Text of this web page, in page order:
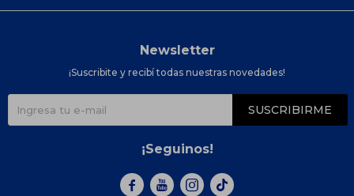
Newsletter
¡Suscribite y recibí todas nuestras novedades!
SUSCRIBIRME
¡Seguinos!
  